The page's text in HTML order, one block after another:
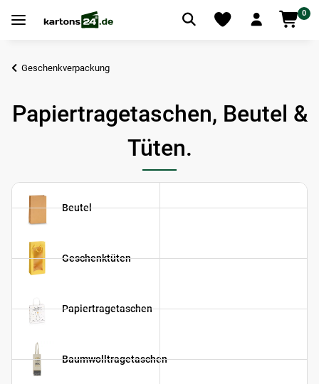
0
Geschenkverpackung
Papiertragetaschen, Beutel &
Tüten.
Beutel
Geschenktüten
Papiertragetaschen
Baumwolltragetaschen